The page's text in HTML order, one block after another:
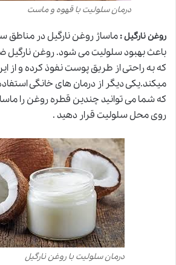
درمان سلولیت با قهوه و ماست
روغن نارگیل:ماساژ روغن نارگیل در مناطق
باعث بهبود سلولیت می شود. روغن نارگیل
که به راحتی از طریق پوست نفوذ کرده و از
میکند.یکی دیگر از درمان های خانگی
که شما می توانید چندین قطره روغن را
روی محل سلولیت قرار دهید .
درمان سلولیت با روغن نارگیل